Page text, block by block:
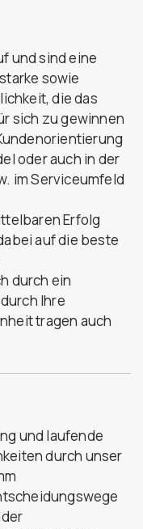
und sind eine
sowie
die das
sich zu gewinnen
oder auch in der
im Serviceumfeld
Erfolg
auf die beste
durch ein
Ihre
tragen auch
und laufende
durch unser